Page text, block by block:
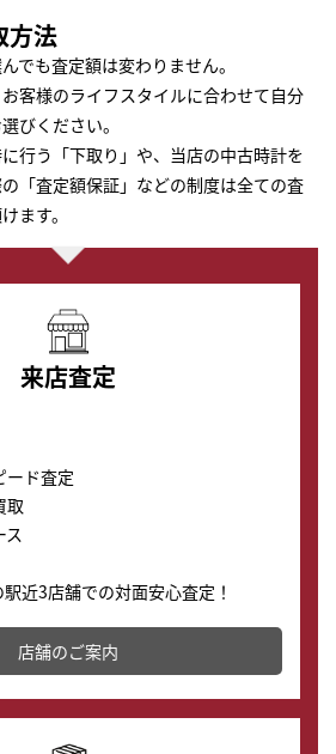
方法
でも査定額は変わりません。
客様のライフスタイルに合わせて自分
びください。
行う「下取り」や、当店の中古時計を
「査定額保証」などの制度は全ての査
ます。
来店査定
ード査定
取
ス
近3店舗での対面安心査定！
ます。渋谷本店では、時計販売の
、下取りに出してお得に新しい時計
店舗のご案内